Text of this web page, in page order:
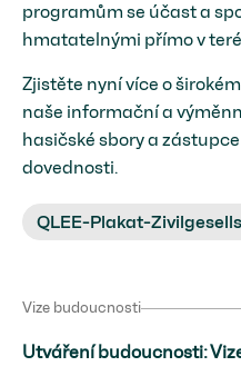
programům se účast a
hmatatelnými přímo v
Zjistěte nyní více o
naše informační a
hasičské sbory a
dovednosti.
QLEE-Plakat-
Vize budoucnosti
Utváření budoucnosti: